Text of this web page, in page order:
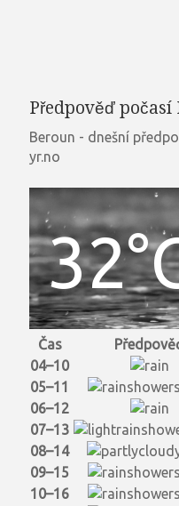
Předpověď počasí
Beroun - dnešní
yr.no
Čas
04–10
05–11
06–12
07–13
08–14
09–15
10–16